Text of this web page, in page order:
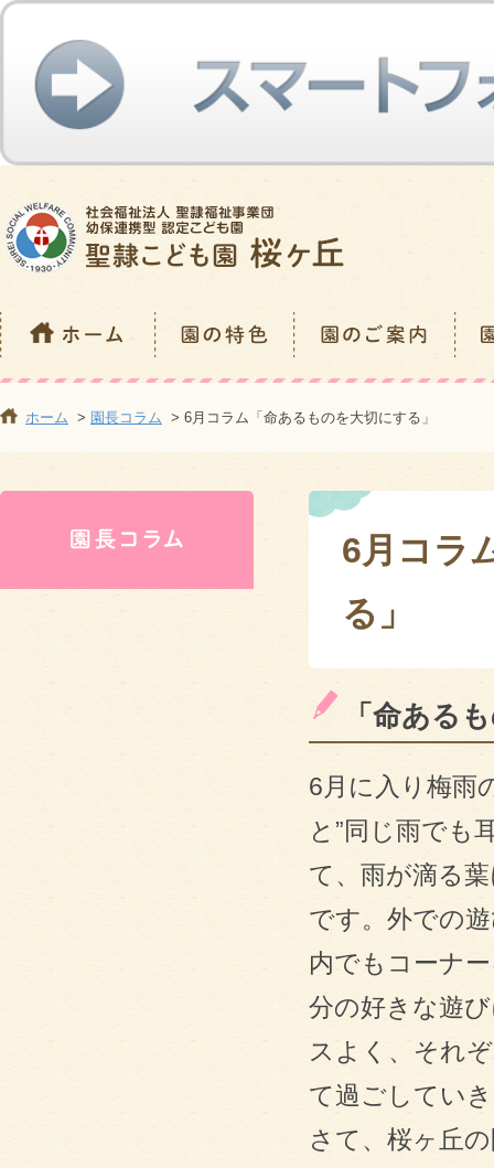
ホーム > 園長コラム > 6月コラム「命あるものを大切にする」
6月コラ
る」
「命ある
6月に入り梅雨
と”同じ雨でも
て、雨が滴る
です。外での
内でもコーナ
分の好きな遊
スよく、それ
て過ごしてい
さて、桜ヶ丘